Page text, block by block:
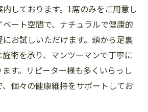
しております。1席のみをご用意し
ート空間で、ナチュラルで健康的
お試しいただけます。頭から足裏
術を承り、マンツーマンで丁寧に
す。リピーター様も多くいらっし
個々の健康維持をサポートしてお